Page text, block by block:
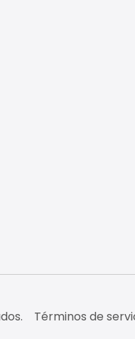
Términos de